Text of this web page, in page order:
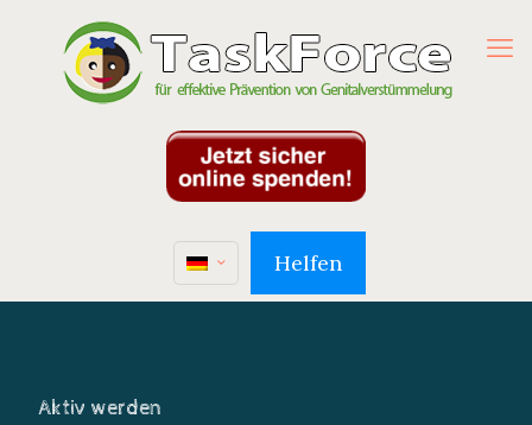
Helfen
Aktiv werden